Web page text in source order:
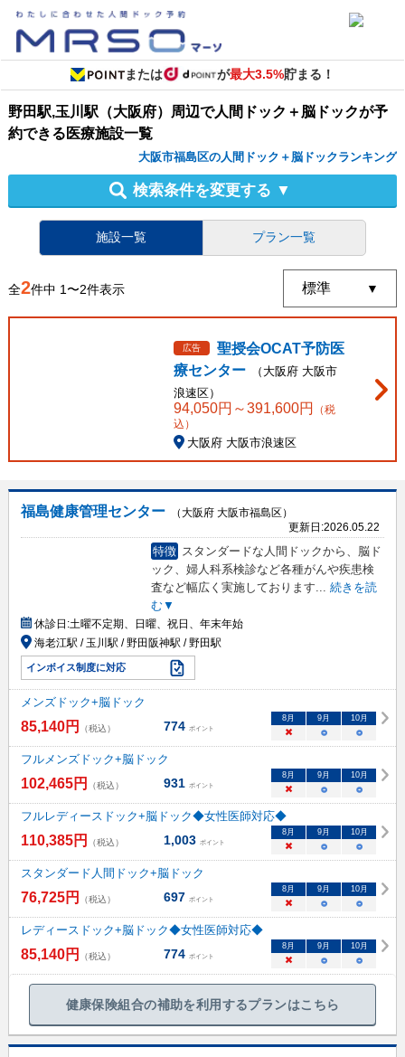
または が最大3.5%貯まる！
野田駅,玉川駅（大阪府）周辺で人間ドック＋脳ドックが予
約できる医療施設一覧
大阪市福島区の人間ドック＋脳ドックランキング
検索条件を変更する ▼
施設一覧 プラン一覧
全2件中 1〜2件表示
広告
聖授会OCAT予防医
療センター
（ 大阪府 大阪市
浪速区）
94,050円～391,600円
（税
込）
大阪府 大阪市浪速区
福島健康管理センター
（大阪府 大阪市福島区）
更新日:2026.05.22
特徴 スタンダードな人間ドックから、脳ド
ック、婦人科系検診など各種がんや疾患検
査など幅広く実施しております... 続きを読
む▼
休診日:土曜不定期、日曜、祝日、年末年始
海老江駅 / 玉川駅 / 野田阪神駅 / 野田駅
インボイス制度に対応
メンズドック+脳ドック
85,140円 （税込） 774 ポイント
8月 9月 10月
× ○ ○
フルメンズドック+脳ドック
102,465円 （税込） 931 ポイント
8月 9月 10月
× ○ ○
フルレディースドック+脳ドック◆女性医師対応◆
110,385円 （税込） 1,003 ポイント
8月 9月 10月
× ○ ○
スタンダード人間ドック+脳ドック
76,725円 （税込） 697 ポイント
8月 9月 10月
× ○ ○
レディースドック+脳ドック◆女性医師対応◆
85,140円 （税込） 774 ポイント
8月 9月 10月
× ○ ○
健康保険組合の補助を利用するプランはこちら